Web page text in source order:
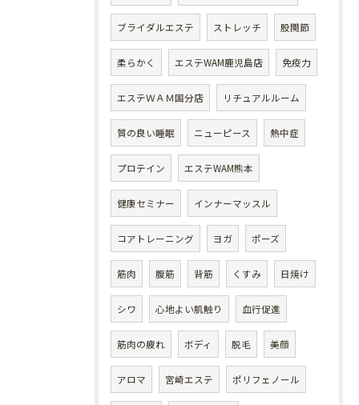
ブライダルエステ ストレッチ 股関節
柔らかく エステWAM鹿児島店 免疫力
エステＷＡＭ国分店 リチュアルルーム
質の良い睡眠 ニューピース 熱中症
プロテイン エステWAM熊本
健康セミナー インナーマッスル
コアトレーニング ヨガ ポーズ
筋肉 腹筋 背筋 くすみ 日焼け
シワ 心地よい肌触り 血行促進
筋肉の疲れ ボディ 脱毛 美顔
アロマ 宮崎エステ ポリフェノール